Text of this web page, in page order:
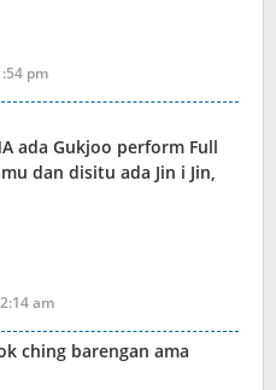
pm
ada Gukjoo perform Full
dan disitu ada Jin i Jin,
am
ching barengan ama